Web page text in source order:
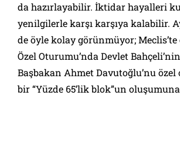
da hazırlayabilir. İktidar hayalleri
yenilgilerle karşı karşıya kalabilir.
de öyle kolay görünmüyor;
Özel Oturumu’nda Devlet
Başbakan Ahmet Davutoğlu’nu
bir “Yüzde 65’lik blok”un